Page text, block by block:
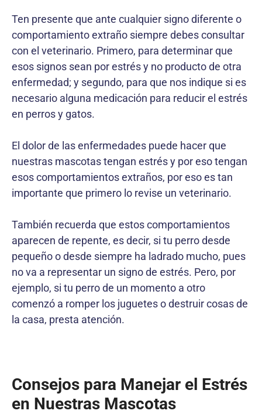
Ten presente que ante cualquier signo diferente o
comportamiento extraño siempre debes consultar
con el veterinario. Primero, para determinar que
esos signos sean por estrés y no producto de otra
enfermedad; y segundo, para que nos indique si es
necesario alguna medicación para reducir el estrés
en perros y gatos.
El dolor de las enfermedades puede hacer que
nuestras mascotas tengan estrés y por eso tengan
esos comportamientos extraños, por eso es tan
importante que primero lo revise un veterinario.
También recuerda que estos comportamientos
aparecen de repente, es decir, si tu perro desde
pequeño o desde siempre ha ladrado mucho, pues
no va a representar un signo de estrés. Pero, por
ejemplo, si tu perro de un momento a otro
comenzó a romper los juguetes o destruir cosas de
la casa, presta atención.
Consejos para Manejar el Estrés
en Nuestras Mascotas